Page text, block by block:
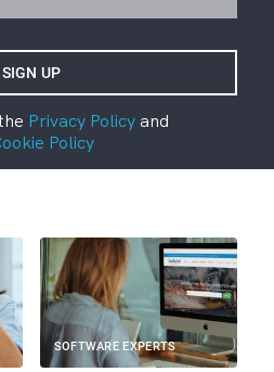
Privacy Policyand
Policy
SOFTWARE EXPERTS